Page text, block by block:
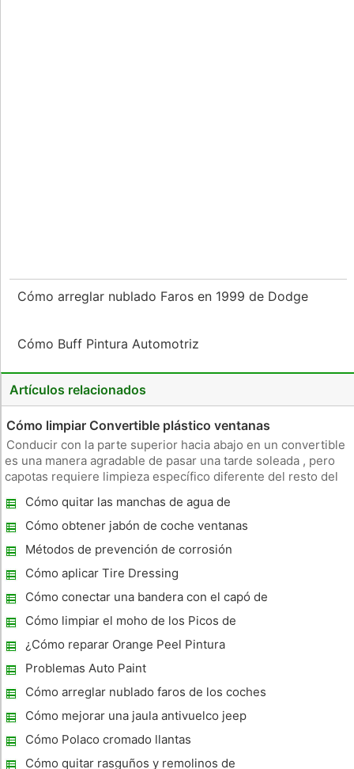
Cómo arreglar nublado Faros en 1999 de Dodge
Cómo Buff Pintura Automotriz
Artículos relacionados
Cómo limpiar Convertible plástico ventanas
Conducir con la parte superior hacia abajo en un convertible
es una manera agradable de pasar una tarde soleada , pero
capotas requiere limpieza específico diferente del resto del
transparencia aburrido y flojo en el tiempo, y la limpieza tra
Cómo quitar las manchas de agua de
pintura de coches
Cómo obtener jabón de coche ventanas
Métodos de prevención de corrosión
Cómo aplicar Tire Dressing
Cómo conectar una bandera con el capó de
un coche
Cómo limpiar el moho de los Picos de
Crome HD Exhaust Tips
¿Cómo reparar Orange Peel Pintura
Metalizada trabajo
Problemas Auto Paint
Cómo arreglar nublado faros de los coches
de plástico
Cómo mejorar una jaula antivuelco jeep
Cómo Polaco cromado llantas
Cómo quitar rasguños y remolinos de